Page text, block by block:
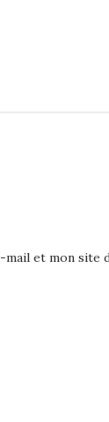
et mon site